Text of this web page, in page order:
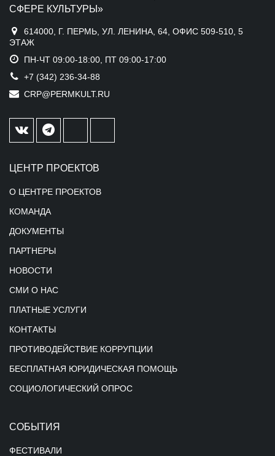
СФЕРЕ КУЛЬТУРЫ»
614000, Г. ПЕРМЬ, УЛ. ЛЕНИНА, 64, ОФИС 509-510, 5
ЭТАЖ
ПН-ЧТ 09:00-18:00, ПТ 09:00-17:00
+7 (342) 236-34-88
CRP@PERMKULT.RU
ЦЕНТР ПРОЕКТОВ
О ЦЕНТРЕ ПРОЕКТОВ
КОМАНДА
ДОКУМЕНТЫ
ПАРТНЕРЫ
НОВОСТИ
СМИ О НАС
ПЛАТНЫЕ УСЛУГИ
КОНТАКТЫ
ПРОТИВОДЕЙСТВИЕ КОРРУПЦИИ
БЕСПЛАТНАЯ ЮРИДИЧЕСКАЯ ПОМОЩЬ
СОЦИОЛОГИЧЕСКИЙ ОПРОС
СОБЫТИЯ
ФЕСТИВАЛИ